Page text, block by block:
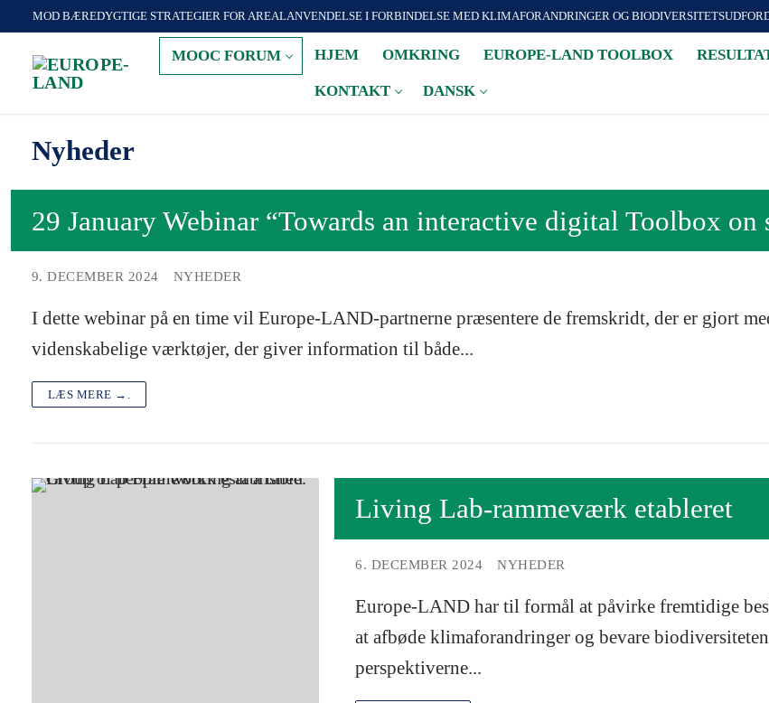
Inhalt
springen
MOD BÆREDYGTIGE STRATEGIER FOR AREALANVENDELSE I FORBINDELSE MED KLIMAFORANDRINGER OG
MOOC FORUM HJEM OMKRING EUROPE-LAND TOOLBOX
KONTAKT DANSK
Nyheder
29 January Webinar “Towards an interactive digital Toolbox on
9. DECEMBER 2024 NYHEDER
I dette webinar på en time vil Europe-LAND-partnerne præsentere de fremskridt, der er gjort
videnskabelige værktøjer, der giver information til både...
LÆS MERE →.
Living Lab-rammeværk etableret
6. DECEMBER 2024 NYHEDER
Europe-LAND har til formål at påvirke fremtidige
at afbøde klimaforandringer og bevare
perspektiverne...